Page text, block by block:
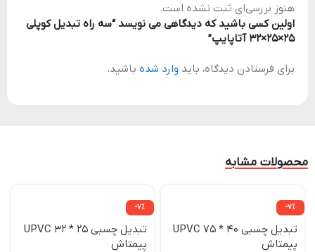
هنوز بررسی‌ای ثبت نشده است.
اولین کسی باشید که دیدگاهی می نویسد “سه راه تبدیل کوپلی
25×25×32 آتاپایپ”
برای فرستادن دیدگاه، باید وارد شده باشید.
محصولات مشابه
-7%
تبدیل چسبی 40 * 75 UPVC
پیمتاش
-7%
تبدیل چسبی 25 * 32 UPVC
پیمتاش